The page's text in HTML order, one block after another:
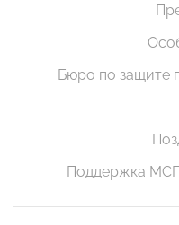
Бюро по защите
Поддержка